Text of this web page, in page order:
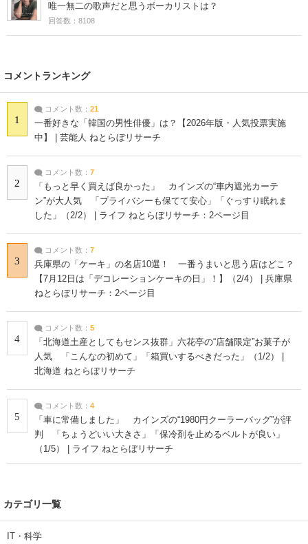
唯一無二の歌声だと思うボーカリストは？
回答数：8108
コメントランキング
1
コメント数： 21
一番好きな「韓国の男性俳優」は？【2026年版・人気投票実施
中】 | 芸能人 ねとらぼリサーチ
2
コメント数： 7
「もっと早く買えば良かった」 カインズの“車内遮光カーテ
ン”が大人気 「プライバシーも保てて安心」「ぐっすり眠れま
した」（2/2） | ライフ ねとらぼリサーチ：2ページ目
3
コメント数： 7
兵庫県の「ケーキ」の名店10選！ 一番うまいと思う店はどこ？
【7月12日は「デコレーションケーキの日」！】（2/4） | 兵庫県
ねとらぼリサーチ：2ページ目
4
コメント数： 5
「北海道土産としてもセンス抜群」六花亭の“店舗限定”お菓子が
人気 「こんなの初めて」「箱買いするべきだった」（1/2） |
北海道 ねとらぼリサーチ
5
コメント数： 4
「車に常備しました」 カインズの“1980円クーラーバッグ”が評
判 「ちょうどいい大きさ」「保冷剤を止めるベルトが良い」
（1/5） | ライフ ねとらぼリサーチ
カテゴリ一覧
IT・科学